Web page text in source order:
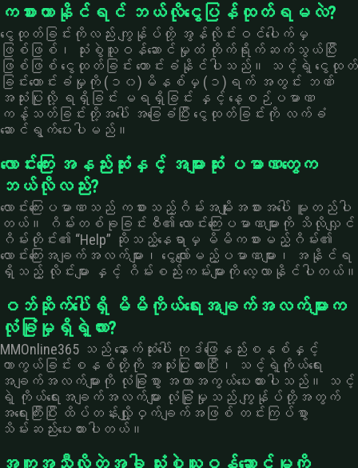
ကစားတာနိုင်ရင် ဘယ်လိုငွေပြန်ထုတ်ရမလဲ?
ငွေထုတ်ခြင်းကိုလည်း ကျွန်ုပ်တို့ အွန်လိုင်းဝင်ပေါက်မှ
ဖြစ်ဖြစ်၊ သုံးစွဲသူဝန်ဆောင်မှုထံ တိုက်ရိုက်ဆက်သွယ်ပြီး
ဖြစ်ဖြစ် ငွေထုတ်ခြင်း တောင်းခံနိုင်ပါသည်။ သင့်ရဲ့ ငွေထုတ်
ခြင်းတောင်းခံမှုကို (၁၀)မိနစ်မှ (၁)ရက် အတွင်း ဘဏ်
အသုံးပြုလို့ ရရှိခြင်း မရရှိခြင်း နှင့် နေ့စဉ်ပမာဏ
ကန့်သတ်ခြင်းတို့အပေါ် အခြေခံပြီး ငွေထုတ်ခြင်းကို လက်ခံ
ဆောင်ရွက်ပေးပါမည်။
လောင်းကြေး အနည်းဆုံးနှင့် အများဆုံး ပမာဏတွေက
ဘယ်လိုလည်း?
လောင်းကြေးပမာဏသည် ကစားသည့်ဂိမ်းအမျိုးအစားအပေါ် မူတည်ပါ
တယ်။ ဂိမ်းတစ်ခုခြင်းစီ၏ လောင်းကြေးပမာဏများကို သိလိုလျှင်
ဂိမ်းတိုင်း၏ “Help” ဆိုသည့်နေရာမှ မိမိကစားမည့်ဂိမ်း၏
လောင်းကြေးအချက်အလက်များ၊ ငွေလျော်မည့်ပမာဏများ၊ အနိုင်ရ
ရှိသည့် လိုင်းများ နှင့် ဂိမ်းစည်းကမ်းများကို လေ့လာနိုင်ပါတယ်။
ဝဘ်ဆိုက်ပေါ်ရှိ မိမိကိုယ်ရေးအချက်အလက်များက
လုံခြုံမှုရှိရဲ့လား?
MMOnline365 သည် နောက်ဆုံးပေါ် ကုဒ်ဖြေနည်းစနစ်နှင့်
ကာကွယ်ခြင်းစနစ်တို့ကို အသုံးပြုထားပြီး၊ သင့်ရဲ့ကိုယ်ရေး
အချက်အလက်များကို လုံခြုံစွာ အကာအကွယ်ပေးထားပါသည်။ သင့်
ရဲ့ ကိုယ်ရေးအချက်အလက်များ လုံခြုံမှုသည် ကျွန်ုပ်တို့အတွက်
အရေးကြီးပြီး ထိပ်တန်းလျှို့ဝှက်ချက်အဖြစ် တင်းကြပ်စွာ
သိမ်းဆည်းပေးထားပါတယ်။